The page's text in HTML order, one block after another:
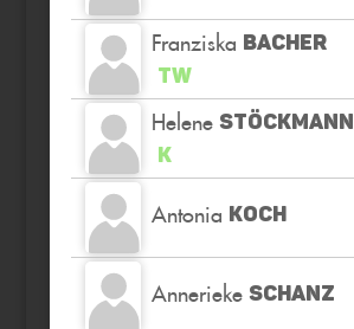
Franziska BACHER
TW
Helene STÖCKMANN
K
Antonia KOCH
Annerieke SCHANZ